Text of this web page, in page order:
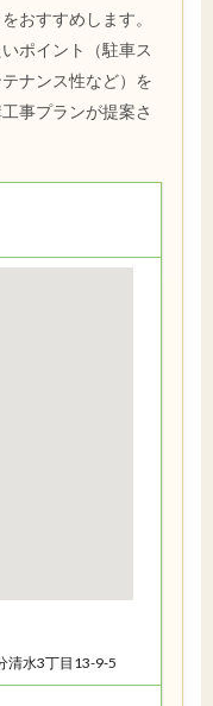
おすすめします。
ポイント（駐車ス
ナンス性など）を
事プランが提案さ
清水3丁目13-9-5